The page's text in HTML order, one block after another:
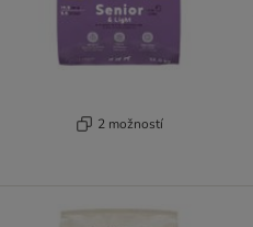
2 možností